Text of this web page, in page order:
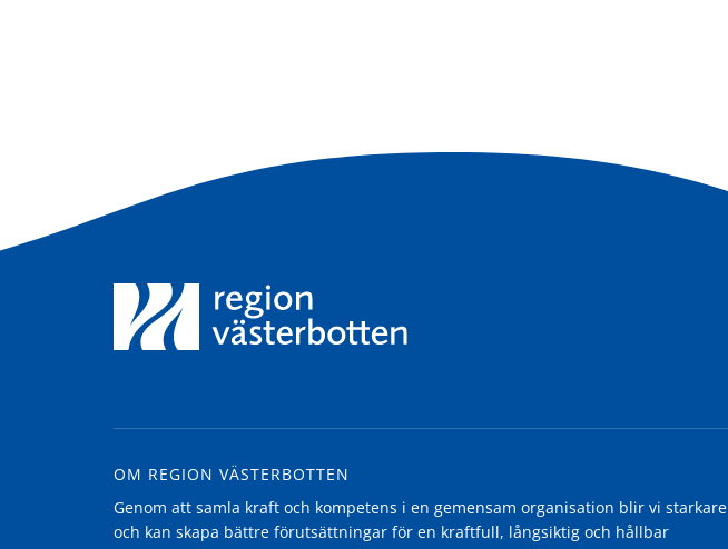
OM REGION VÄSTERBOTTEN
Genom att samla kraft och kompetens i en gemensam organisation blir vi starkare
och kan skapa bättre förutsättningar för en kraftfull, långsiktig och hållbar